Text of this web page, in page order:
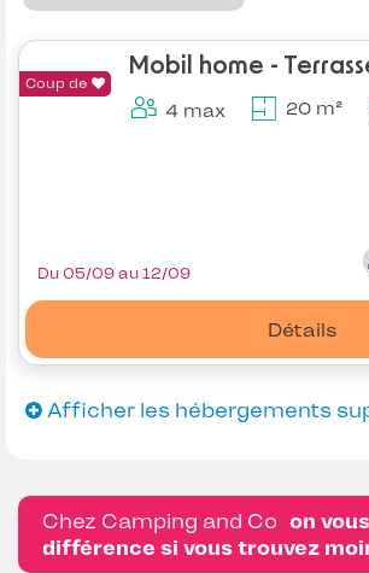
Coup de
Mobil home -
4 max 20 m²
Détails
Du 05/09 au 12/09
Afficher les hébergements
Chez Camping and Co on
différence si vous trouvez